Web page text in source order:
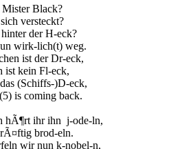
Mister Black?
versteckt?
der H-eck?
wirk-lich(t) weg.
ist der Dr-eck,
ist kein Fl-eck,
(Schiffs-)D-eck,
is coming back.
hÃ¶rt ihr ihn j-ode-ln,
brod-eln.
wir nun k-nobel-n,